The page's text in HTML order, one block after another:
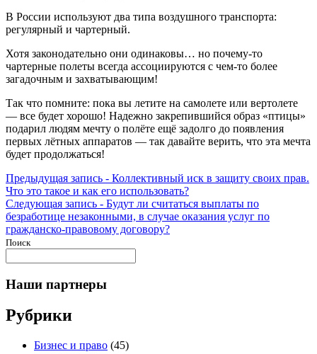
В России используют два типа воздушного транспорта:
регулярный и чартерный.
Хотя законодательно они одинаковы… но почему-то
чартерные полеты всегда ассоциируются с чем-то более
загадочным и захватывающим!
Так что помните: пока вы летите на самолете или вертолете
— все будет хорошо! Надежно закрепившийся образ «птицы»
подарил людям мечту о полёте ещё задолго до появления
первых лётных аппаратов — так давайте верить, что эта мечта
будет продолжаться!
Навигация
по
записям
Предыдущая запись - Предыдущая
запись:
Коллективный иск в защиту своих прав.
Что это такое и как его использовать?
Следующая запись - Следующая
запись:
Будут ли считаться выплаты по
безработице незаконными, в случае оказания услуг по
гражданско-правовому договору?
Поиск
Наши партнеры
Рубрики
Бизнес и право (45)